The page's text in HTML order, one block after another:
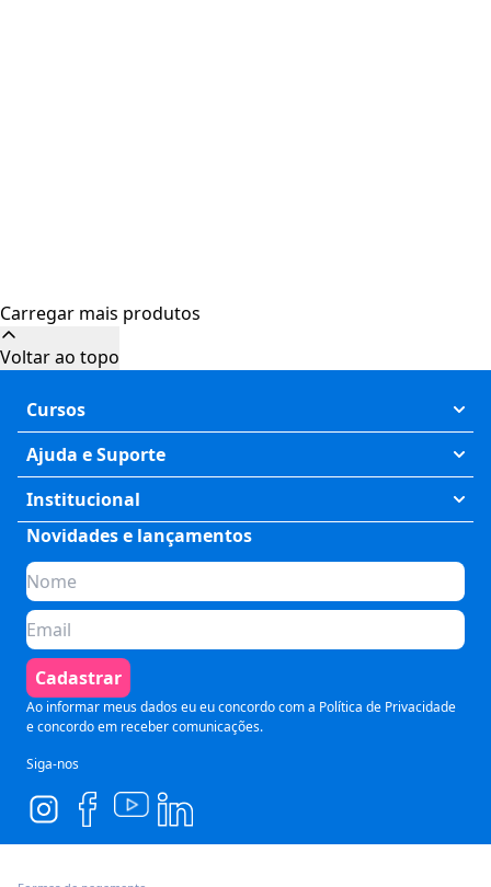
Carregar mais produtos
Cursos
Exatas
Humanas
Saúde
Tecnologia
Preparatórios
Comunicação
Pós Graduação
Ajuda e Suporte
Meus Cursos
Fale Conosco
Perguntas Frequentes
Formas de Pagamento
Política de Cancelamento
Termos de Uso
Segurança e Privacidade
Institucional
Quem somos
Planos de assinatura
Para Empresas
Seja um parceiro
Blog
Novidades e lançamentos
Cadastrar
Ao informar meus dados eu eu concordo com a Política de Privacidade
e concordo em receber comunicações.
Siga-nos